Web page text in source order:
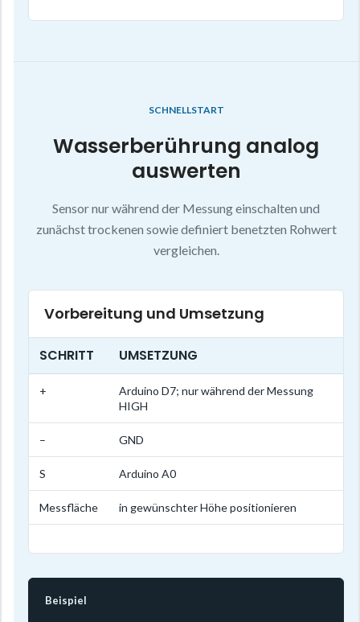
SCHNELLSTART
Wasserberührung analog
auswerten
Sensor nur während der Messung einschalten und
zunächst trockenen sowie definiert benetzten Rohwert
vergleichen.
Vorbereitung und Umsetzung
SCHRITT UMSETZUNG
+
Arduino D7; nur während der Messung
HIGH
– GND
S Arduino A0
Messfläche in gewünschter Höhe positionieren
Beispiel